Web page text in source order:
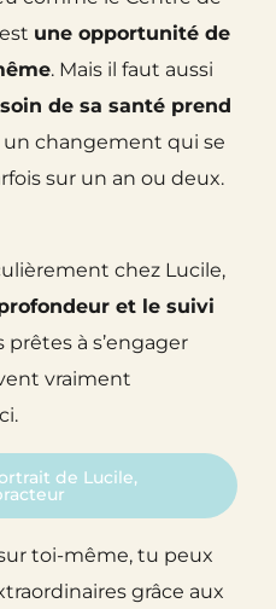
une opportunité de
. Mais il faut aussi
de sa santé prend
un changement qui se
sur un an ou deux.
chez Lucile,
et le suivi
prêtes à s’engager
vraiment
de Lucile,
toi-même, tu peux
grâce aux